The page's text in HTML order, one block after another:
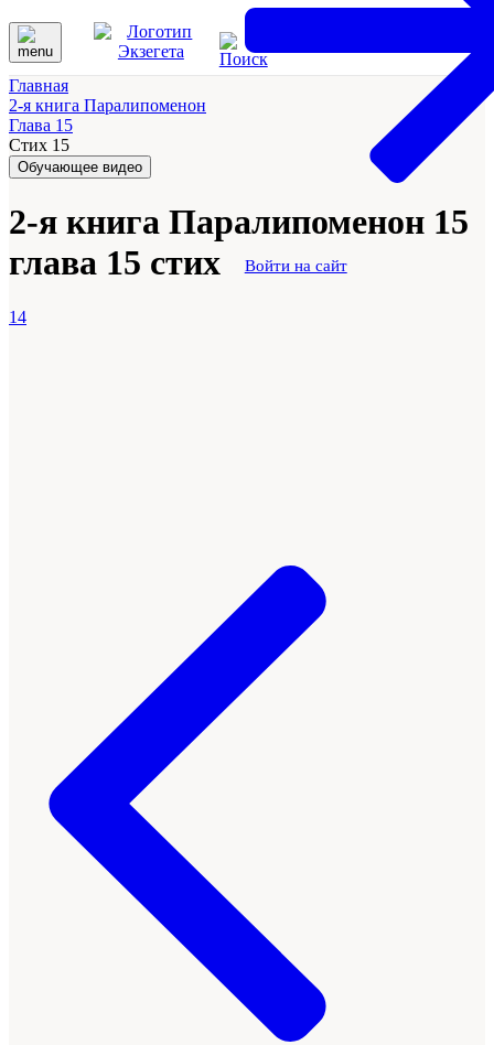
Войти на сайт
Главная
2-я книга Паралипоменон
Глава 15
Стих 15
Обучающее видео
2-я книга Паралипоменон 15
глава 15 стих
14